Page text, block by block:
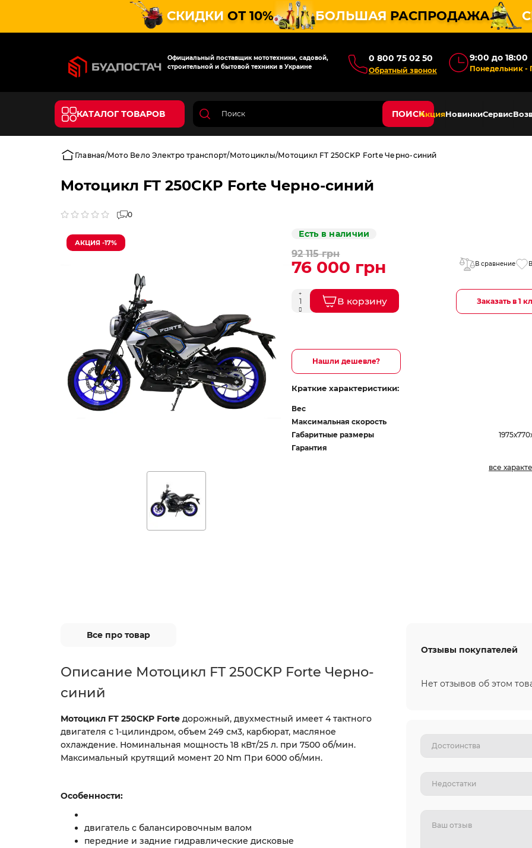
СКИДКИ ОТ 10% БОЛЬШАЯ РАСПРОДАЖА
Официальный поставщик мототехники, садовой,
строительной и бытовой техники в Украине
0 800 75 02 50
Обратный звонок
9:00 до 18:00
Понедельник -
КАТАЛОГ ТОВАРОВ ПОИСКАкцияНовинкиСервис
Главная Мото Вело Электро транспорт Мотоциклы Мотоцикл FT 250CKP Forte Черно-синий
Мотоцикл FT 250CKP Forte Черно-синий
0
АКЦИЯ -17%
Есть в наличии
92 115 грн
76 000 грн В сравнение
В корзину Заказать в 1
Нашли дешевле?
Краткие характеристики:
Вес
Максимальная скорость
Габаритные размеры
Гарантия
все
Все про товар
Описание Мотоцикл FT 250CKP Forte Черно-
синий
Мотоцикл FT 250CKP Forte дорожный, двухместный имеет 4 тактного
двигателя с 1-цилиндром, объем 249 см3, карбюрат, масляное
охлаждение. Номинальная мощность 18 кВт/25 л. при 7500 об/мин.
Максимальный крутящий момент 20 Nm При 6000 об/мин.
Особенности:
двигатель с балансировочным валом
передние и задние гидравлические дисковые
Отзывы покупателей
Нет отзывов об этом